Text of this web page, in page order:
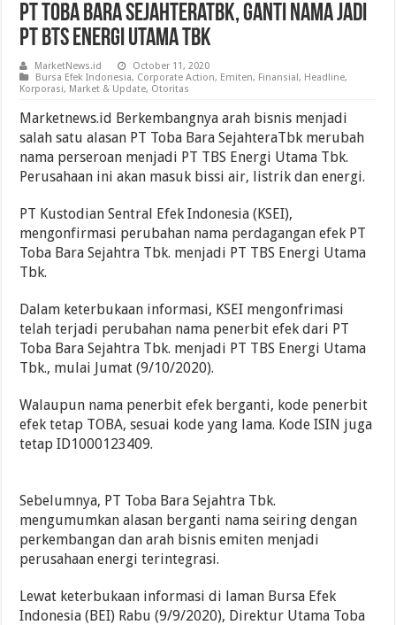
PT Toba Bara SejahteraTbk, Ganti Nama Jadi
PT BTS Energi Utama Tbk
MarketNews.id
October 11, 2020
Bursa Efek Indonesia, Corporate Action, Emiten, Finansial, Headline,
Korporasi, Market & Update, Otoritas
Marketnews.id Berkembangnya arah bisnis menjadi
salah satu alasan PT Toba Bara SejahteraTbk merubah
nama perseroan menjadi PT TBS Energi Utama Tbk.
Perusahaan ini akan masuk bissi air, listrik dan energi.
PT Kustodian Sentral Efek Indonesia (KSEI),
mengonfirmasi perubahan nama perdagangan efek PT
Toba Bara Sejahtra Tbk. menjadi PT TBS Energi Utama
Tbk.
Dalam keterbukaan informasi, KSEI mengonfrimasi
telah terjadi perubahan nama penerbit efek dari PT
Toba Bara Sejahtra Tbk. menjadi PT TBS Energi Utama
Tbk., mulai Jumat (9/10/2020).
Walaupun nama penerbit efek berganti, kode penerbit
efek tetap TOBA, sesuai kode yang lama. Kode ISIN juga
tetap ID1000123409.
Sebelumnya, PT Toba Bara Sejahtra Tbk.
mengumumkan alasan berganti nama seiring dengan
perkembangan dan arah bisnis emiten menjadi
perusahaan energi terintegrasi.
Lewat keterbukaan informasi di laman Bursa Efek
Indonesia (BEI) Rabu (9/9/2020), Direktur Utama Toba